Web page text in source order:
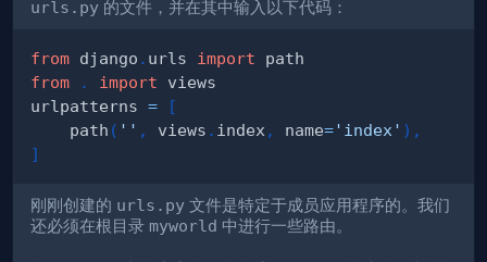
urls.py 的文件，并在其中输入以下代码：
from django . urls import
from
. import
urlpatterns =
[
    path
( '' , views . index , name='index' ) ,
]
刚刚创建的 urls.py 文件是特定于成员应用程序的。我们
还必须在根目录 myworld 中进行一些路由。